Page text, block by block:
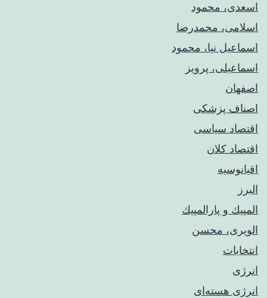
اسعدی، محمود
اسلامی، محمدرضا
اسماعیل نیا، محمود
اسماعیلی، پرویز
اصفهان
اصناف پزشکی
اقتصاد سیاسی
اقتصاد کلان
اقیانوسیه
البرز
المپيك و پارالمپيك
الویری، محسن
انتخابات
انرژی
انرژی هسته‌ای